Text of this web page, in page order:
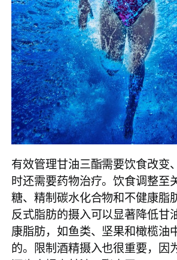
有效管理甘油三酯需要饮食改变
时还需要药物治疗。饮食调整至
糖、精制碳水化合物和不健康脂
反式脂肪的摄入可以显著降低甘
康脂肪，如鱼类、坚果和橄榄油
的。限制酒精摄入也很重要，因